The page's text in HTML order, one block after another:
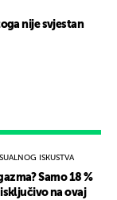
ISKUSTVA
Samo 18 %
na ovaj
nije svjestan